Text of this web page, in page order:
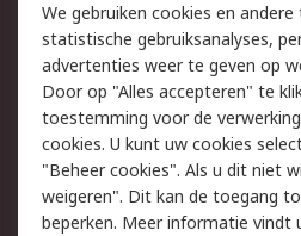
Track & Trace
Wettelijk
Cookiebeleid
Privacybeleid
Algemene
verkoopvoorwaarden
We gebruiken cookies en
statistische gebruiksanalyses,
advertenties weer te geven op
Door op "Alles accepteren" te
toestemming voor de
cookies. U kunt uw cookies
"Beheer cookies". Als u dit niet
weigeren". Dit kan de toegang
beperken. Meer informatie vindt